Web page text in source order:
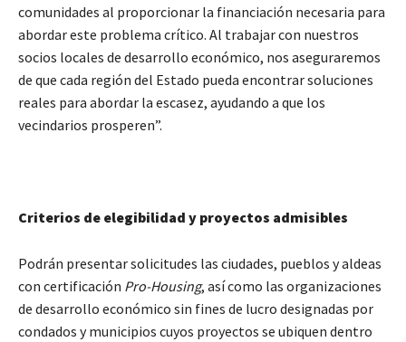
comunidades al proporcionar la financiación necesaria para
abordar este problema crítico. Al trabajar con nuestros
socios locales de desarrollo económico, nos aseguraremos
de que cada región del Estado pueda encontrar soluciones
reales para abordar la escasez, ayudando a que los
vecindarios prosperen”.
Criterios de elegibilidad y proyectos admisibles
Podrán presentar solicitudes las ciudades, pueblos y aldeas
con certificación Pro-Housing, así como las organizaciones
de desarrollo económico sin fines de lucro designadas por
condados y municipios cuyos proyectos se ubiquen dentro